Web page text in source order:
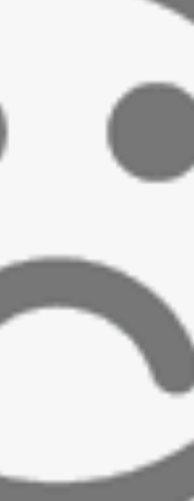
السفير تزهر فرحًا وفخرًا احتفالًا
تفكيك صواريخ وقنابل طيران
ذخائر غير منفجرة
المعلومات تُسفر عن توقيف 6 مروّجين وضبط كميات من
اللبنانية تنفذ أوامر رام الله؟
يحذّر إيران من ضربة قوية...